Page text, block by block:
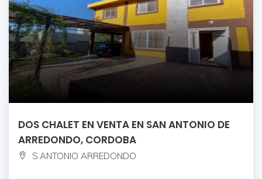
DOS CHALET EN VENTA EN SAN ANTONIO DE
ARREDONDO, CORDOBA
S.ANTONIO ARREDONDO